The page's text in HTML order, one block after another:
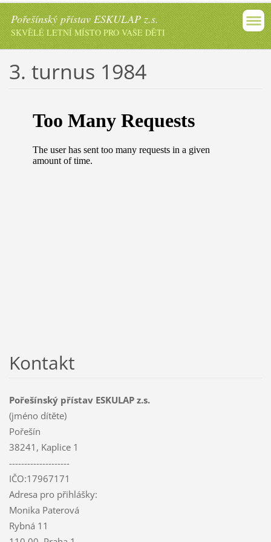
Pořešínský přístav ESKULAP z.s.
SKVĚLÉ LETNÍ MÍSTO PRO VAŠE DĚTI
3. turnus 1984
Kontakt
Pořešínský přístav ESKULAP z.s.
(jméno dítěte)
Pořešín
38241, Kaplice 1
--------------------
IČO:17967171
Adresa pro přihlášky:
Monika Paterová
Rybná 11